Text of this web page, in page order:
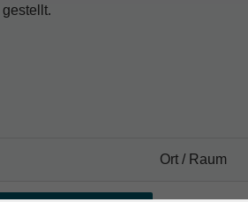
Ort / Raum